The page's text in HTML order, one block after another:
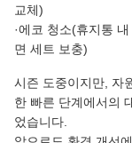
교체)
·에코 청소(휴지통
면 세트 보충)
시즌 도중이지만, 자
한 빠른 단계에서의
었습니다.